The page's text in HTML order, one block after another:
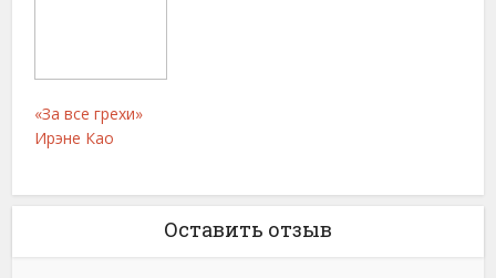
«За все грехи»
Ирэне Као
Оставить отзыв